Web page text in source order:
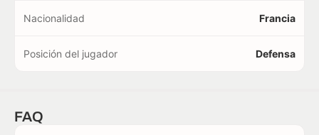
Nacionalidad Francia
Posición del jugador Defensa
FAQ